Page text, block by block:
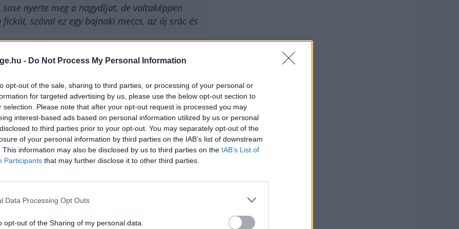
- Do Not Process My Personal Information
opt-out of the sale, sharing to third parties, or processing of your personal or
for targeted advertising by us, please use the below opt-out section to
selection. Please note that after your opt-out request is processed you may
interest-based ads based on personal information utilized by us or personal
to third parties prior to your opt-out. You may separately opt-out of the
of your personal information by third parties on the IAB’s list of downstream
This information may also be disclosed by us to third parties on the IAB’s List of
Participants that may further disclose it to other third parties.
Data Processing Opt Outs
opt-out of the Sharing of my personal data.
nyerte meg a nagydíjat, de voltaképpen
szóval ez egy bajnoki meccs, az új srác és
amúgy Rico Glory nehézsúlyú bajnoki öve
messze nem öreg még, de olyan hosszú
erről könnyű elfeledkezni.
ezek: a Collision speciális kártya
Glory 36 női kispehelysúlyú torna döntője (ennek
és Isis Verbeek vs. Amel Dehby – közülük
Ismael Londt vs. Jamal Ben Saddik párosítás, a
és persze a fő attrakció.
az MMA Hourban, Overeem mesélt a
a UFC 203 főmeccsén összecsapott a szervezet
menetben kiütötte. Előtte viszont pár pillanatig
pofonnal leütötte az amerikait, majd a